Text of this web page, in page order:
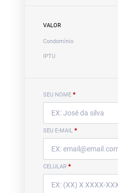
VALOR
Condomínio
IPTU
SEU NOME *
SEU E-MAIL *
CELULAR *